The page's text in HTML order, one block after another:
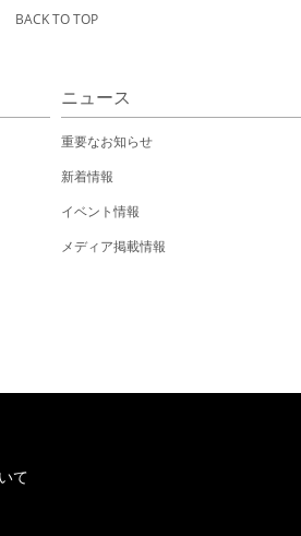
BACK TO TOP
ニュース
重要なお知らせ
新着情報
イベント情報
メディア掲載情報
て